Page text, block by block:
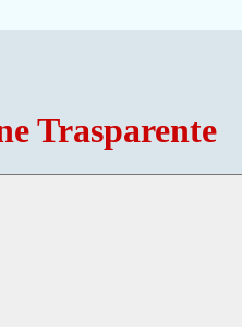
Trasparente